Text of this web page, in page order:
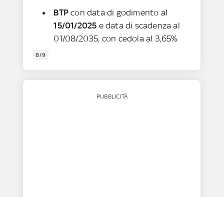
BTPcon data di godimento al
15/01/2025 e data di scadenza al
01/08/2035, con cedola al 3,65%
8/9
PUBBLICITÀ